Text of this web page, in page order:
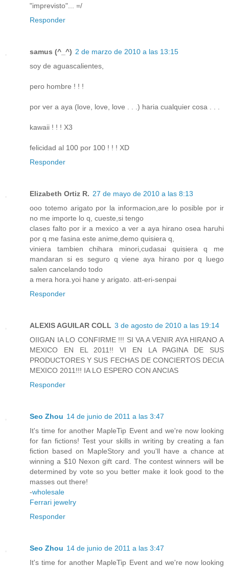
"imprevisto"... =/
Responder
samus (^_^) 2 de marzo de 2010 a las 13:15
soy de aguascalientes,
pero hombre ! ! !
por ver a aya (love, love, love . . .) haria cualquier cosa . . .
kawaii ! ! ! X3
felicidad al 100 por 100 ! ! ! XD
Responder
Elizabeth Ortiz R. 27 de mayo de 2010 a las 8:13
ooo totemo arigato por la informacion,are lo posible por ir
no me importe lo q, cueste,si tengo
clases falto por ir a mexico a ver a aya hirano osea haruhi
por q me fasina este anime,demo quisiera q,
viniera tambien chihara minori,cudasai quisiera q me
mandaran si es seguro q viene aya hirano por q luego
salen cancelando todo
a mera hora.yoi hane y arigato. att-eri-senpai
Responder
ALEXIS AGUILAR COLL 3 de agosto de 2010 a las 19:14
OIIGAN IA LO CONFIRME !!! SI VA A VENIR AYA HIRANO A
MEXICO EN EL 2011!! VI EN LA PAGINA DE SUS
PRODUCTORES Y SUS FECHAS DE CONCIERTOS DECIA
MEXICO 2011!!! IA LO ESPERO CON ANCIAS
Responder
Seo Zhou 14 de junio de 2011 a las 3:47
It's time for another MapleTip Event and we're now looking
for fan fictions! Test your skills in writing by creating a fan
fiction based on MapleStory and you'll have a chance at
winning a $10 Nexon gift card. The contest winners will be
determined by vote so you better make it look good to the
masses out there!
-wholesale
Ferrari jewelry
Responder
Seo Zhou 14 de junio de 2011 a las 3:47
It's time for another MapleTip Event and we're now looking